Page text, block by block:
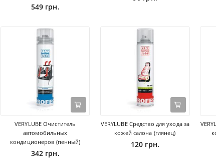
549 грн.
VERYLUBE Очиститель
автомобильных
кондиционеров (пенный)
342 грн.
VERYLUBE Средство для ухода за
кожей салона (глянец)
120 грн.